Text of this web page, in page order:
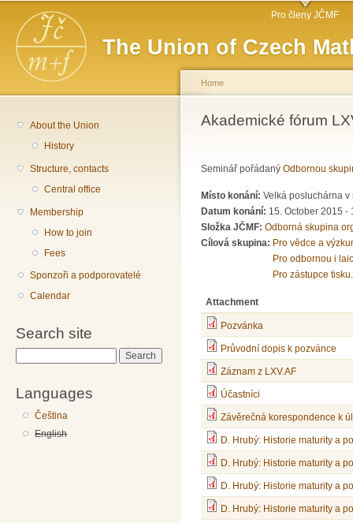
The Union of Czech
Main menu Pro členy JČMF
About the Union
History
Structure, contacts
Central office
Membership
How to join
Fees
Sponzoři a podporovatelé
Calendar
Search site
Languages
Čeština
English
You are here
Home
Akademické fórum
Seminář pořádaný Odbornou
Místo konání: Velká posluchárna v
Datum konání: 15. October 2015 -
Složka JČMF: Odborná skupina
Cílová skupina: Pro vědce a
Pro odbornou i
Pro zástupce tisku.
Attachment
Pozvánka
Průvodní dopis k pozvánce
Záznam z LXV.AF
Účastníci
Závěrečná korespondence k
D. Hrubý: Historie maturity a
D. Hrubý: Historie maturity a
D. Hrubý: Historie maturity a
D. Hrubý: Historie maturity a